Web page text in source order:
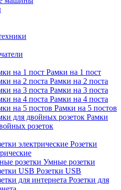
Рамки на 1 пост
Рамки на 2 поста
Рамки на 3 поста
Рамки на 4 поста
Рамки на 5 постов
Рамки
розеток
Розетки
Умные розетки
Розетки USB
Розетки для